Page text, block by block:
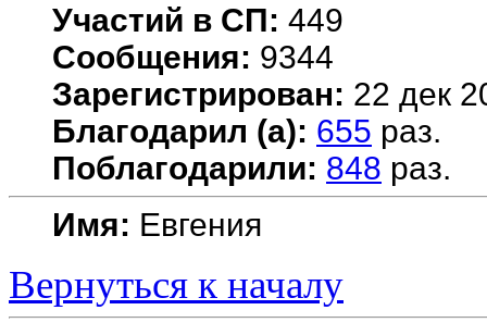
Участий в СП: 449
Сообщения: 9344
Зарегистрирован: 22 дек
Благодарил (а): 655 раз.
Поблагодарили: 848 раз.
Имя: Евгения
Вернуться к началу